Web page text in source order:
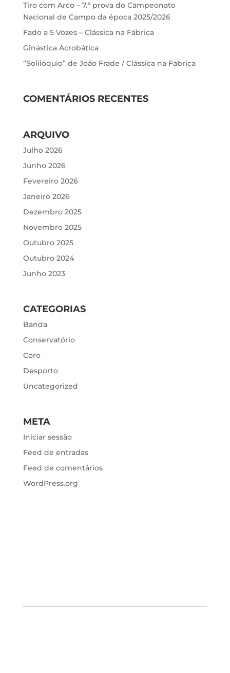
Tiro com Arco – 7.ª prova do Campeonato
Nacional de Campo da época 2025/2026
Fado a 5 Vozes – Clássica na Fábrica
Ginástica Acrobática
“Solilóquio” de João Frade / Clássica na Fábrica
COMENTÁRIOS RECENTES
ARQUIVO
Julho 2026
Junho 2026
Fevereiro 2026
Janeiro 2026
Dezembro 2025
Novembro 2025
Outubro 2025
Outubro 2024
Junho 2023
CATEGORIAS
Banda
Conservatório
Coro
Desporto
Uncategorized
META
Iniciar sessão
Feed de entradas
Feed de comentários
WordPress.org